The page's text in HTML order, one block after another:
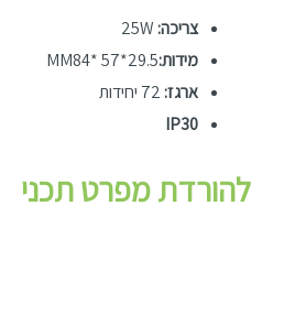
צריכה: 25W
מידות:29.5*
MM84* 57
ארגז: 72 יחידות
IP30
להורדת מפרט תכני